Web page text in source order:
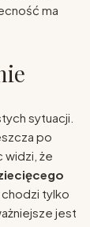
ma
sytuacji.
po
widzi, że
tylko
jest